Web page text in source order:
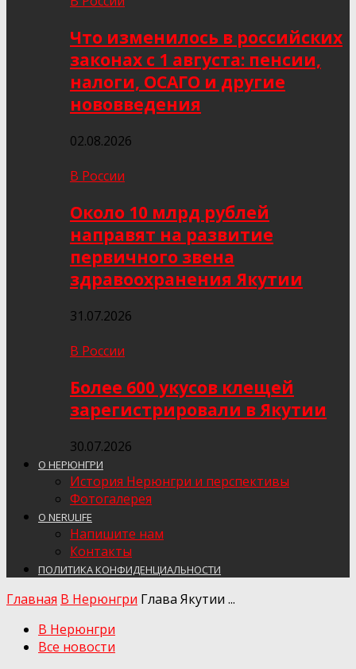
Что изменилось в российских
законах с 1 августа: пенсии,
налоги, ОСАГО и другие
нововведения
02.08.2026
В России
Около 10 млрд рублей
направят на развитие
первичного звена
здравоохранения Якутии
31.07.2026
В России
Более 600 укусов клещей
зарегистрировали в Якутии
30.07.2026
О НЕРЮНГРИ
История Нерюнгри и перспективы
Фотогалерея
О NERULIFE
Напишите нам
Контакты
ПОЛИТИКА КОНФИДЕНЦИАЛЬНОСТИ
Главная В Нерюнгри Глава Якутии ...
В Нерюнгри
Все новости